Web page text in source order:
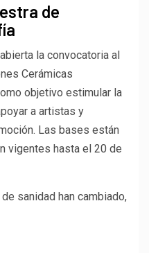
de
la convocatoria al
Cerámicas
objetivo estimular la
a artistas y
Las bases están
vigentes hasta el 20 de
sanidad han cambiado,